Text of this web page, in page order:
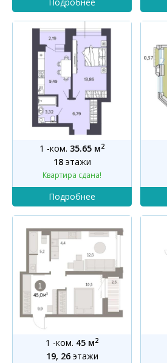
1 -ком. 35.65 м2
18этажи
Квартира сдана!
1 -ком. 45 м2
19, 26этажи